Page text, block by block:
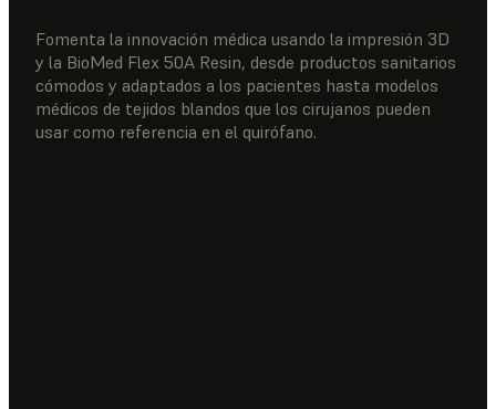
Fomenta la innovación médica usando la impresión 3D
y la BioMed Flex 50A Resin, desde productos sanitarios
cómodos y adaptados a los pacientes hasta modelos
médicos de tejidos blandos que los cirujanos pueden
usar como referencia en el quirófano.